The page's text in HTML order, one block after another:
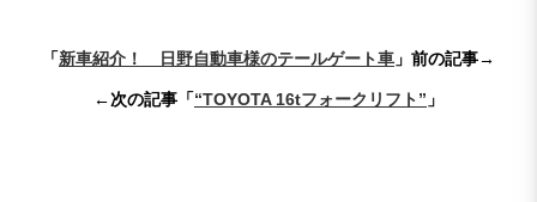
「新車紹介！ 日野自動車様のテールゲート車 」前の記事→
←次の記事「“TOYOTA 16tフォークリフト” 」